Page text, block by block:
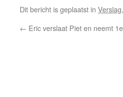
Dit bericht is geplaatst in
← Eric verslaat Piet en neemt